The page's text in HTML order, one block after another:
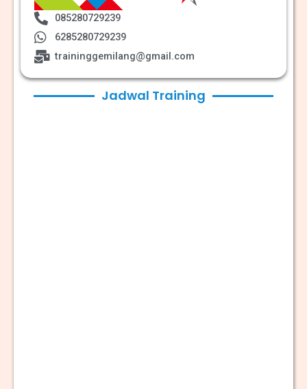
085280729239
6285280729239
traininggemilang@gmail.com
Jadwal Training